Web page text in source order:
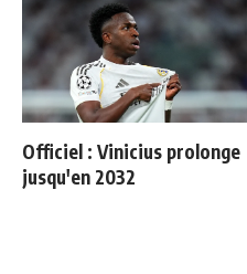
Officiel : Vinicius prolonge
jusqu'en 2032